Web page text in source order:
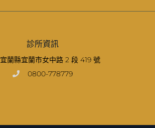
診所資訊
宜蘭縣宜蘭市女中路 2 段 419 號
0800-778779